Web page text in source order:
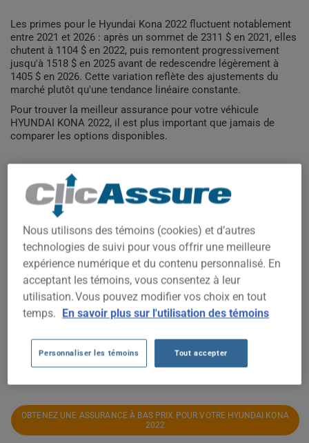
Les primes pour le Hyundai Kona 2022 fluctuent notablement
entre 2021 et 2026 : après un sommet de 2311 $ en 2021, elles
chutent à 1104 $ en 2022, puis remontent progressivement
jusqu'à 1518 $ en 2025 avant de redescendre légèrement à
1405 $ en 2026. Cette variation reflète des ajustements du
marché plutôt qu'une tendance linéaire constante.
Pour trouver la meilleur assurance pour votre véhicule
HYUNDAI KONA 2022, il est plus important que jamais de
comparer les options disponibles.
1 250$
1 500$
2 250$
OBTENEZ UNE ASSURANCE À BAS PRIX POUR VOTRE HYUNDAI KONA
2022
Nous utilisons des témoins (cookies) et d’autres
technologies de suivi pour vous offrir une meilleure
expérience numérique et du contenu personnalisé. En
acceptant les témoins, vous consentez à leur
utilisation. Vous pouvez modifier vos choix en tout
temps. En savoir plus sur l'utilisation des témoins
Personnaliser les témoins Tout accepter